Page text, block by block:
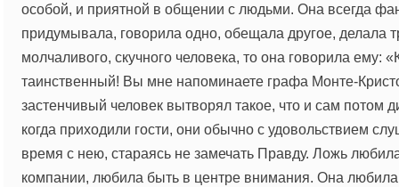
особой, и приятной в общении с людьми. Она всегда
придумывала, говорила одно, обещала другое, делала
молчаливого, скучного человека, то она говорила ему:
таинственный! Вы мне напоминаете графа Монте-
застенчивый человек вытворял такое, что и сам потом
когда приходили гости, они обычно с удовольствием
время с нею, стараясь не замечать Правду. Ложь
компании, любила быть в центре внимания. Она любила